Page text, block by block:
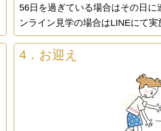
56日を過ぎている場合はその日
ンライン見学の場合はLINEにて実
4．お迎え